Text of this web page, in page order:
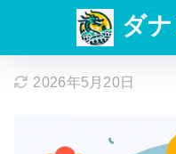
ダ
2026年5月20日